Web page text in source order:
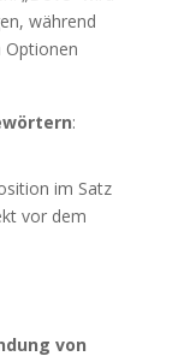
während
Optionen
:
im Satz
vor dem
von